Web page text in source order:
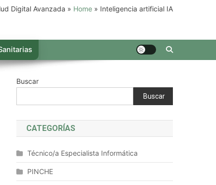
Digital Avanzada » Home » Inteligencia artificial IA
Buscar
Buscar
CATEGORÍAS
Técnico/a Especialista Informática
PINCHE